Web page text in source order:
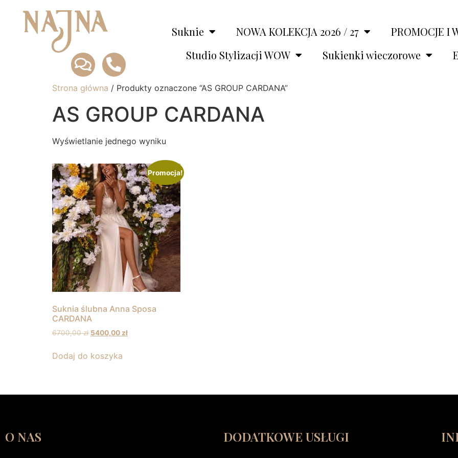
Suknie NOWA KOLEKCJA 2026 / 27
PROMOCJE I
Studio Stylizacji WOW
Sukienki wieczorowe
Strona główna / Produkty oznaczone “AS GROUP CARDANA”
AS GROUP CARDANA
Wyświetlanie jednego wyniku
Promocja!
Suknia ślubna Anna Sposa
CARDANA
6700,00zł 5400,00 zł
Dodaj do koszyka
O NAS DODATKOWE USŁUGI